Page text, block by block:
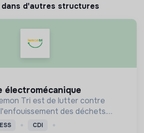
d'autres structures
électromécanique
Tri est de lutter contre
des déchets.
zestes à nos côtés !
CDI